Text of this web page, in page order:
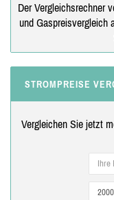
Der Vergleichsrechner
und Gaspreisvergleich
STROMPREISE
Vergleichen Sie jetzt